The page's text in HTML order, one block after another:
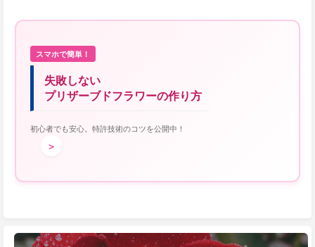
スマホで簡単！
失敗しない
プリザーブドフラワーの作り方
初心者でも安心。特許技術のコツを公開中！
＞